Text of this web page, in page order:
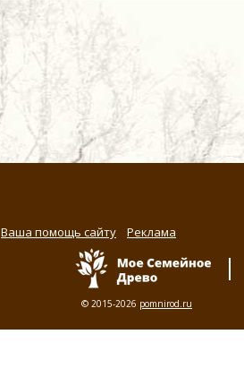
Ваша помощь сайту Реклама
© 2015-2026 pomnirod.ru